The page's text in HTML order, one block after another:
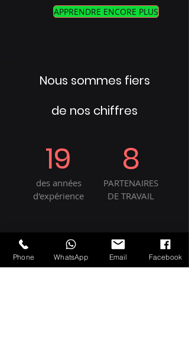
APPRENDRE ENCORE PLUS
Nous sommes fiers
de nos chiffres
19
des années
d'expérience
8
PARTENAIRES
DE TRAVAIL
250T 5
Phone WhatsApp Email Facebook